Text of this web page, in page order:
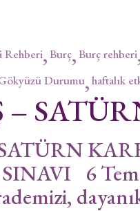
Rehberi Burç Burç rehberi
Durumu haftalık
–
6